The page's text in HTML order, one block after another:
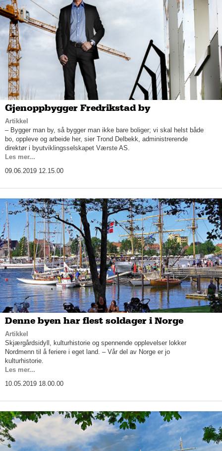
Gjenoppbygger Fredrikstad by
Artikkel
– Bygger man by, så bygger man ikke bare boliger; vi skal helst både
bo, oppleve og arbeide her, sier Trond Delbekk, administrerende
direktør i byutviklingsselskapet Værste AS.
Les mer...
09.06.2019 12.15.00
Denne byen har flest soldager i Norge
Artikkel
Skjærgårdsidyll, kulturhistorie og spennende opplevelser lokker
Nordmenn til å feriere i eget land. – Vår del av Norge er jo
kulturhistorie.
Les mer...
10.05.2019 18.00.00